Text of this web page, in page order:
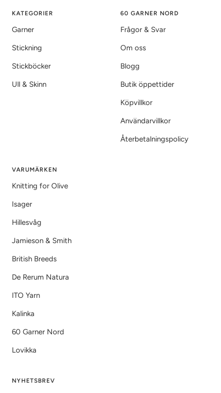
KATEGORIER
Garner
Stickning
Stickböcker
Ull & Skinn
60 GARNER NORD
Frågor & Svar
Om oss
Blogg
Butik öppettider
Köpvillkor
Användarvillkor
Återbetalningspolicy
VARUMÄRKEN
Knitting for Olive
Isager
Hillesvåg
Jamieson & Smith
British Breeds
De Rerum Natura
ITO Yarn
Kalinka
60 Garner Nord
Lovikka
NYHETSBREV